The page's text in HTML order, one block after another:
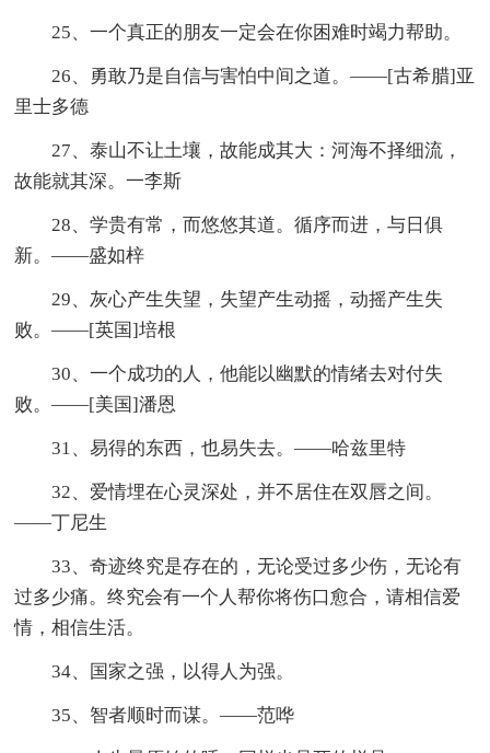
25、一个真正的朋友一定会在你困难时竭力帮助。
26、勇敢乃是自信与害怕中间之道。——[古希腊]亚
里士多德
27、泰山不让土壤，故能成其大：河海不择细流，
故能就其深。一李斯
28、学贵有常，而悠悠其道。循序而进，与日俱
新。——盛如梓
29、灰心产生失望，失望产生动摇，动摇产生失
败。——[英国]培根
30、一个成功的人，他能以幽默的情绪去对付失
败。——[美国]潘恩
31、易得的东西，也易失去。——哈兹里特
32、爱情埋在心灵深处，并不居住在双唇之间。
——丁尼生
33、奇迹终究是存在的，无论受过多少伤，无论有
过多少痛。终究会有一个人帮你将伤口愈合，请相信爱
情，相信生活。
34、国家之强，以得人为强。
35、智者顺时而谋。——范哗